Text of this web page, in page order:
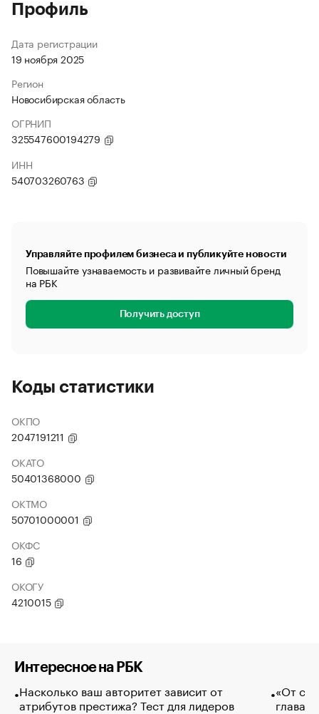
Профиль
Дата регистрации
19 ноября 2025
Регион
Новосибирская область
ОГРНИП
325547600194279
ИНН
540703260763
Управляйте профилем бизнеса и публикуйте новости
Повышайте узнаваемость и развивайте личный бренд
на РБК
Получить доступ
Коды статистики
ОКПО
2047191211
ОКАТО
50401368000
ОКТМО
50701000001
ОКФС
16
ОКОГУ
4210015
Интересное на РБК
Насколько ваш авторитет зависит от
атрибутов престижа? Тест для лидеров
«От
глава